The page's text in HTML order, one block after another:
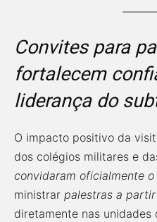
Convites para
fortalecem
liderança do
O impacto positivo da
dos colégios militares e
convidaram oficialmente
ministrar palestras a
diretamente nas unidades